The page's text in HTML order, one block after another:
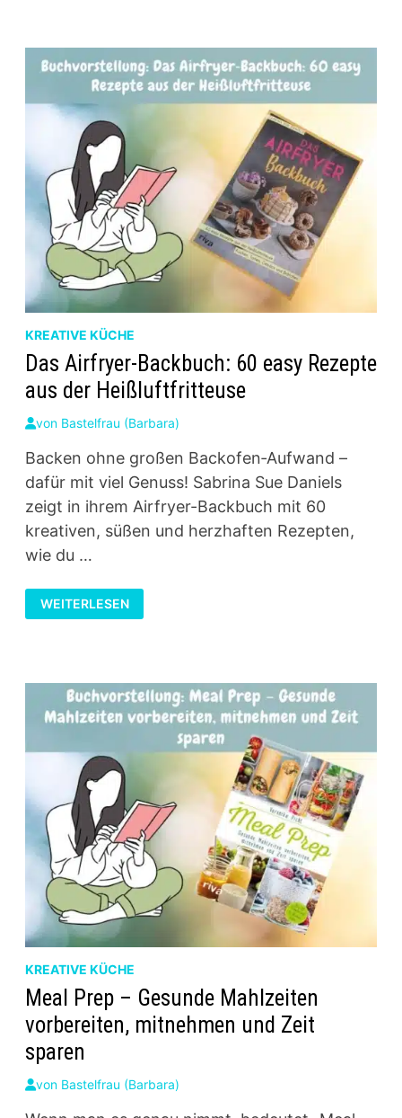
NATÜRLICH.
PFLANZLICH.
GESUND.
KREATIVE KÜCHE
Das Airfryer‑Backbuch: 60 easy Rezepte
aus der Heißluftfritteuse
von Bastelfrau (Barbara)
Backen ohne großen Backofen‑Aufwand –
dafür mit viel Genuss! Sabrina Sue Daniels
zeigt in ihrem Airfryer-Backbuch mit 60
kreativen, süßen und herzhaften Rezepten,
wie du …
DAS
AIRFRYER‑BACKBUCH:
60
HEISSLUFTFRITTEUSE
WEITERLESEN
KREATIVE KÜCHE
Meal Prep – Gesunde Mahlzeiten
vorbereiten, mitnehmen und Zeit
sparen
von Bastelfrau (Barbara)